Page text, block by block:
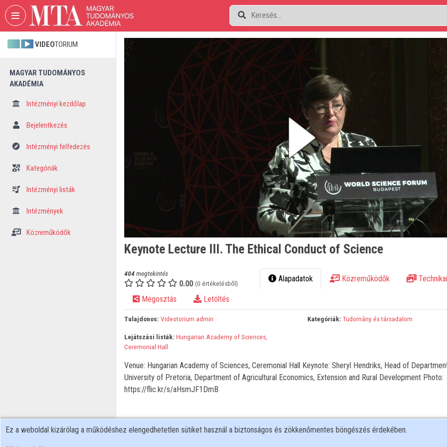
Fejléc kihagyása Menü kihagyása Tartalom kihagyása
VIDEOTORIUM
MAGYAR TUDOMÁNYOS
AKADÉMIA
Intézményi kezdőlap
Bejelentkezés
Intézményi felfedezés
Kategóriák
Intézményi listák
Intézmények
Közreműködők
Keynote Lecture III. The Ethical Conduct of Science
404megtekintés
0.00 (0 értékelésből) Alapadatok Közreműködők
Megosztás Letöltés
Tulajdonos: Videotorium admin Kategóriák: Tudomány és társadalom
Lejátszási listák: Hungarian Academy of Sciences,
Ceremonial Hall
Venue: Hungarian Academy of Sciences, Ceremonial Hall Keynote: Sheryl Hendriks, Head of
University of Pretoria, Department of Agricultural Economics, Extension and Rural Development Photo:
https://flic.kr/s/aHsmJF1DmB
Ez a weboldal kizárólag a működéshez elengedhetetlen sütiket használ a biztonságos és zökkenőmentes böngészés érdekében.